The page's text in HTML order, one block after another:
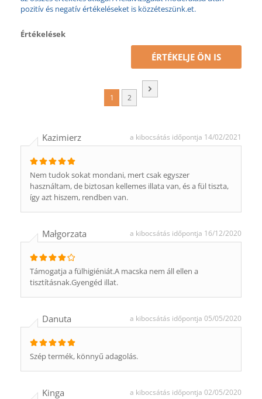
pozitív és negatív értékeléseket is közzéteszünk.et.
Értékelések
ÉRTÉKELJE ÖN IS
1 2
Kazimierz a kibocsátás időpontja 14/02/2021
Nem tudok sokat mondani, mert csak egyszer
használtam, de biztosan kellemes illata van, és a fül tiszta,
így azt hiszem, rendben van.
Małgorzata a kibocsátás időpontja 16/12/2020
Támogatja a fülhigiéniát.A macska nem áll ellen a
tisztításnak.Gyengéd illat.
Danuta a kibocsátás időpontja 05/05/2020
Szép termék, könnyű adagolás.
Kinga a kibocsátás időpontja 02/05/2020